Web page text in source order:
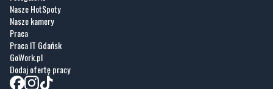
Nasze HotSpoty
Nasze kamery
Praca
Praca IT Gdańsk
GoWork.pl
Dodaj ofertę pracy